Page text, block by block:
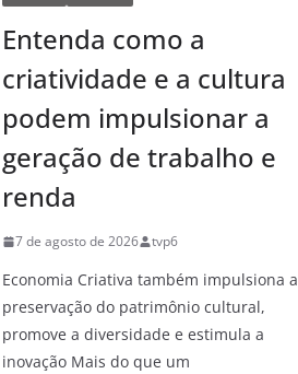
Entenda como a
criatividade e a cultura
podem impulsionar a
geração de trabalho e
renda
7 de agosto de 2026 tvp6
Economia Criativa também impulsiona a
preservação do patrimônio cultural,
promove a diversidade e estimula a
inovação Mais do que um